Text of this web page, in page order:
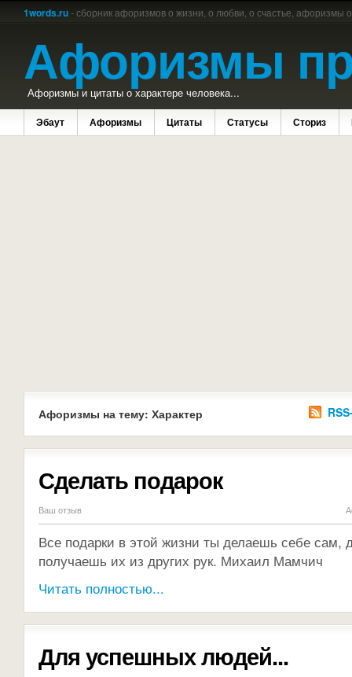
1words.ru- сборник афоризмов о жизни, о любви, о счастье,
Афоризмы
Афоризмы и цитаты о характере человека...
Эбаут Афоризмы Цитаты Статусы Сториз
Афоризмы на тему: Характер
Сделать подарок
Ваш отзыв
Все подарки в этой жизни ты делаешь себе сам,
получаешь их из других рук. Михаил Мамчич
Читать полностью...
Для успешных людей...